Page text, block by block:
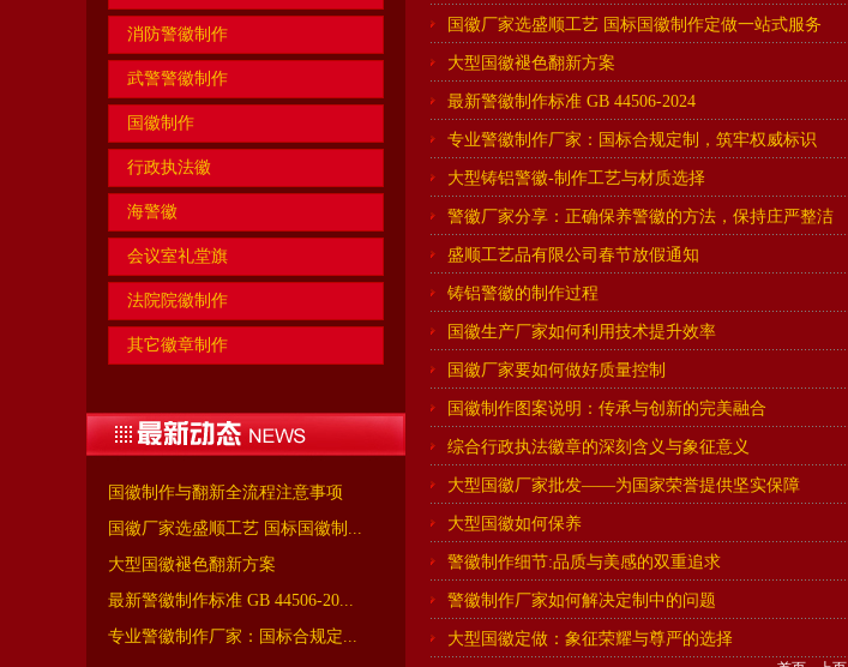
消防警徽制作
武警警徽制作
国徽制作
行政执法徽
海警徽
会议室礼堂旗
法院院徽制作
其它徽章制作
国徽制作与翻新全流程注意事项
国徽厂家选盛顺工艺 国标国徽制...
大型国徽褪色翻新方案
最新警徽制作标准 GB 44506-20...
专业警徽制作厂家：国标合规定...
国徽厂家选盛顺工艺 国标国徽制作定做一站式服务
大型国徽褪色翻新方案
最新警徽制作标准 GB 44506-2024
专业警徽制作厂家：国标合规定制，筑牢权威标识
大型铸铝警徽-制作工艺与材质选择
警徽厂家分享：正确保养警徽的方法，保持庄严整洁
盛顺工艺品有限公司春节放假通知
铸铝警徽的制作过程
国徽生产厂家如何利用技术提升效率
国徽厂家要如何做好质量控制
国徽制作图案说明：传承与创新的完美融合
综合行政执法徽章的深刻含义与象征意义
大型国徽厂家批发——为国家荣誉提供坚实保障
大型国徽如何保养
警徽制作细节:品质与美感的双重追求
警徽制作厂家如何解决定制中的问题
大型国徽定做：象征荣耀与尊严的选择